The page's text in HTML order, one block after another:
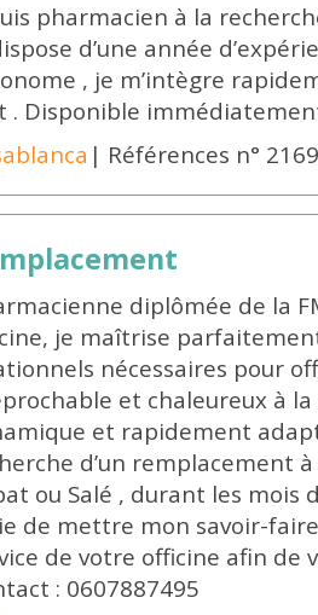
pharmacien à la
d’une année
, je m’intègre
. Disponible
| Références n°
diplômée de la
je maîtrise
nécessaires pour
et chaleureux à
et rapidement
d’un remplacement
ou Salé , durant les mois
de mettre mon savoir-
de votre officine afin de
: 0607887495